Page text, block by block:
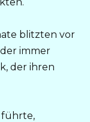
blitzten vor
immer
der ihren
führte,